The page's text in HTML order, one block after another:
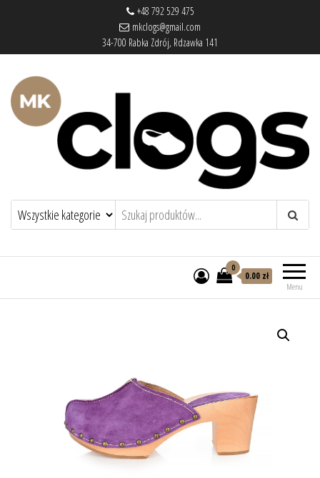
+48 792 529 475
mkclogs@gmail.com
34-700 Rabka Zdrój, Rdzawka 141
mkclogs – sklep obuwniczysklep obuwniczy – drewniaki, buty
medyczne, pantofle, klapki
Menu
0
0.00 zł